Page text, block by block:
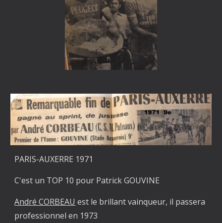
PARIS-AUXERRE 1971
C'est un TOP 10 pour Patrick GOUVINE
André CORBEAU est le brillant vainqueur, il passera
professionnel en 1973